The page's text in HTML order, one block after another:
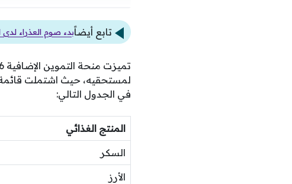
تابع أيضاًبدء صوم العذراء لدى الأقباط لمدة 15
لمستحقيه، حيث اشتملت قائمة
في الجدول التالي:
المنتج الغذائي
السكر
الأرز